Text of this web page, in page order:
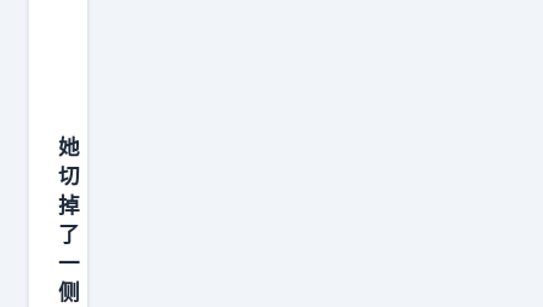
的
硬
核
盘
她
切
掉
了
一
侧